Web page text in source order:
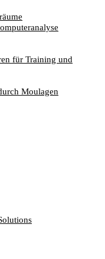
für Training und
Moulagen